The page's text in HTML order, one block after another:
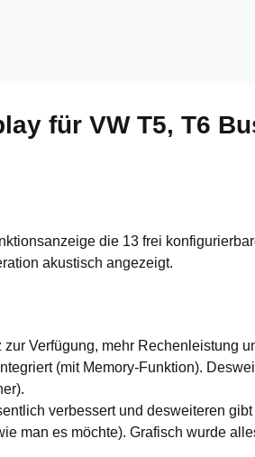
für VW T5, T6
die 13 frei
akustisch angezeigt.
Verfügung, mehr Rechenleistung
(mit Memory-Funktion).
verbessert und desweiteren
man es möchte). Grafisch wurde